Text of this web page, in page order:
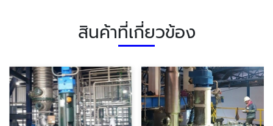
สินค้าที่เกี่ยวข้อง